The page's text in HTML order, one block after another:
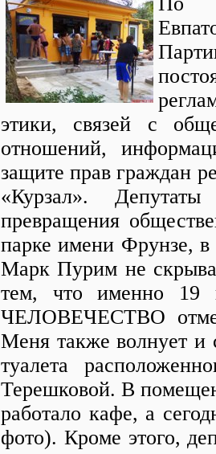
этики, связей с
отношений,
защите прав граждан
«Курзал».
превращения
парке имени Фрунзе,
Марк Пурим не
тем, что именно
ЧЕЛОВЕЧЕСТВО
Меня также волнует и
туалета
Терешковой. В
работало кафе, а
фото). Кроме этого,